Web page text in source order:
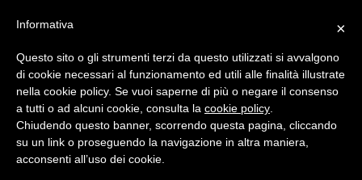
content
DIALOGICA
Conoscere lo shopper per migliorare le vendite
×
Informativa
Questo sito o gli strumenti terzi da questo utilizzati si avvalgono
di cookie necessari al funzionamento ed utili alle finalità illustrate
nella cookie policy. Se vuoi saperne di più o negare il consenso
a tutti o ad alcuni cookie, consulta la cookie policy
Chiudendo questo banner, scorrendo questa pagina, cliccando
su un link o proseguendo la navigazione in altra maniera,
acconsenti all’uso dei cookie.